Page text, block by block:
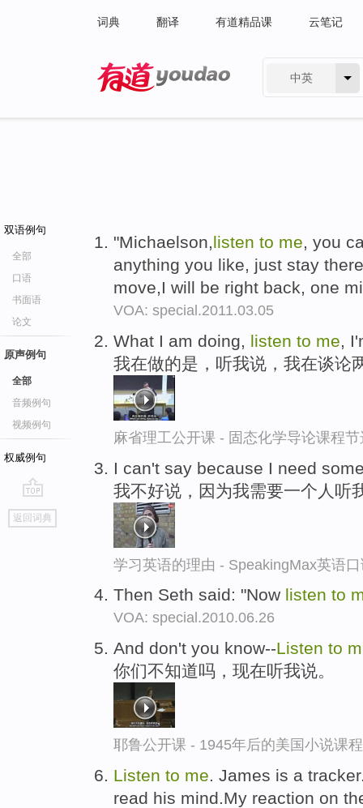
词典 翻译 有道精品课 云笔记
中英
双语例句
全部
口语
书面语
论文
原声例句
全部
音频例句
视频例句
权威例句
go
top
返回词典
"Michaelson,listen to me, you
anything you like, just stay
move,I will be right back, one
VOA: special.2011.03.05
What I am doing, listen to me,
我在做的是，听我说，我在谈论
麻省理工公开课 - 固态化学导论课程节
I can't say because I need
我不好说，因为我需要一个人听
学习英语的理由 - SpeakingMax英语
Then Seth said: "Now listen to
VOA: special.2010.06.26
And don't you know--Listen to
你们不知道吗，现在听我说。
耶鲁公开课 - 1945年后的美国小说课
Listen to me. James is a
read his mind.My reaction on